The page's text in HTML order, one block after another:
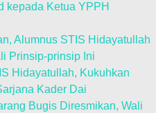
kepada Ketua YPPH
Alumnus STIS Hidayatullah
Prinsip-prinsip Ini
Hidayatullah, Kukuhkan
Kader Dai
Bugis Diresmikan, Wali